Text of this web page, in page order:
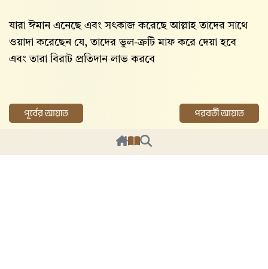
যারা ঈমান এনেছে এবং সৎকাজ করেছে আল্লাহ তাদের সাথে
ওয়াদা করেছেন যে, তাদের ভুল-ত্রুটি মাফ করে দেয়া হবে
এবং তারা বিরাট প্রতিদান লাভ করবে
পূর্বের আয়াত পরবর্তী আয়াত